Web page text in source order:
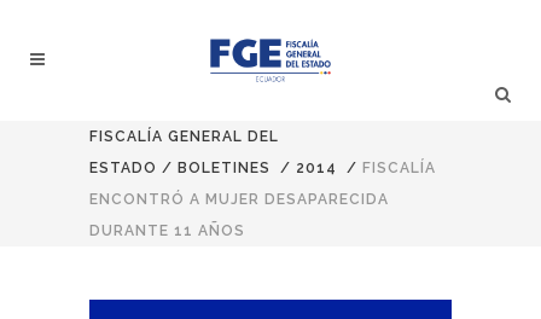
FISCALÍA GENERAL DEL
ESTADO / BOLETINES / 2014 / FISCALÍA
ENCONTRÓ A MUJER DESAPARECIDA
DURANTE 11 AÑOS